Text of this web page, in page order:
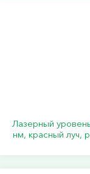
Лазерный
нм, красный луч,